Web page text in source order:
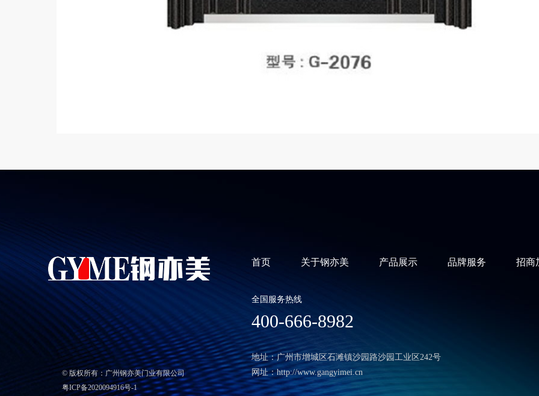
© 版权所有：广州钢亦美门业有限公司
粤ICP备2020094916号-1
首页 关于钢亦美 产品展示 品牌服务 招商
全国服务热线
400-666-8982
地址：广州市增城区石滩镇沙园路沙园工业区242号
网址：http://www.gangyimei.cn